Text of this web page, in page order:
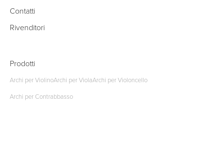
Contatti
Rivenditori
Prodotti
Archi per ViolinoArchi per ViolaArchi per Violoncello
Archi per Contrabbasso